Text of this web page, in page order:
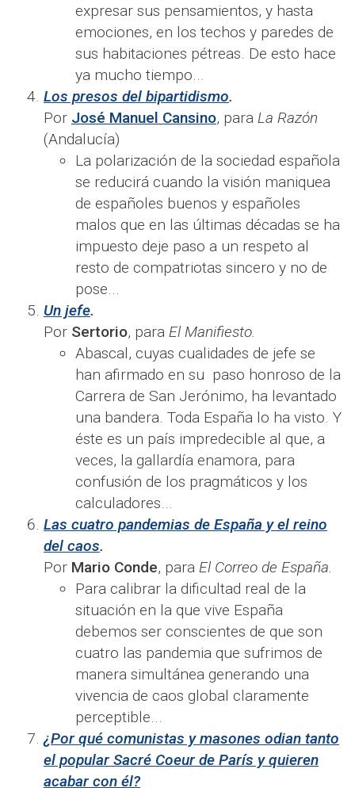
expresar sus pensamientos, y hasta
emociones, en los techos y paredes de
sus habitaciones pétreas. De esto hace
ya mucho tiempo...
Los presos del bipartidismo.
Por José Manuel Cansino, para La Razón
(Andalucía)
La polarización de la sociedad española
se reducirá cuando la visión maniquea
de españoles buenos y españoles
malos que en las últimas décadas se ha
impuesto deje paso a un respeto al
resto de compatriotas sincero y no de
pose...
Un jefe.
Por Sertorio, para El Manifiesto.
Abascal, cuyas cualidades de jefe se
han afirmado en su paso honroso de la
Carrera de San Jerónimo, ha levantado
una bandera. Toda España lo ha visto. Y
éste es un país impredecible al que, a
veces, la gallardía enamora, para
confusión de los pragmáticos y los
calculadores...
Las cuatro pandemias de España y el reino
del caos.
Por Mario Conde, para El Correo de España.
Para calibrar la dificultad real de la
situación en la que vive España
debemos ser conscientes de que son
cuatro las pandemia que sufrimos de
manera simultánea generando una
vivencia de caos global claramente
perceptible.​​..
¿Por qué comunistas y masones odian tanto
el popular Sacré Coeur de París y quieren
acabar con él?